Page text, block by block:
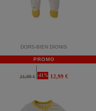
DORS-BIEN DIONIS
PROMO
21,99 € -41% 12,99 €